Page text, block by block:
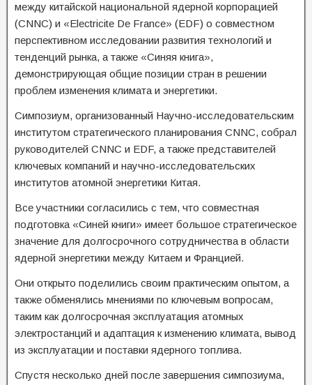
между китайской национальной ядерной корпорацией
(CNNC) и «Electricite De France» (EDF) о совместном
перспективном исследовании развития технологий и
тенденций рынка, а также «Синяя книга»,
демонстрирующая общие позиции стран в решении
проблем изменения климата и энергетики.
Симпозиум, организованный Научно-исследовательским
институтом стратегического планирования CNNC, собрал
руководителей CNNC и EDF, а также представителей
ключевых компаний и научно-исследовательских
институтов атомной энергетики Китая.
Все участники согласились с тем, что совместная
подготовка «Синей книги» имеет большое стратегическое
значение для долгосрочного сотрудничества в области
ядерной энергетики между Китаем и Францией.
Они открыто поделились своим практическим опытом, а
также обменялись мнениями по ключевым вопросам,
таким как долгосрочная эксплуатация атомных
электростанций и адаптация к изменению климата, вывод
из эксплуатации и поставки ядерного топлива.
Спустя несколько дней после завершения симпозиума,